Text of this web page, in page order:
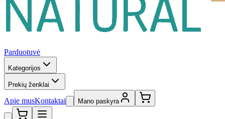
Parduotuvė
Kategorijos
Prekių ženklai
Apie musKontaktai Mano paskyra